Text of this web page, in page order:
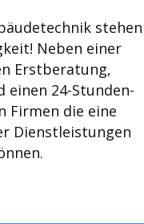
stehen
Neben einer
Erstberatung,
24-Stunden-
Firmen die eine
Dienstleistungen